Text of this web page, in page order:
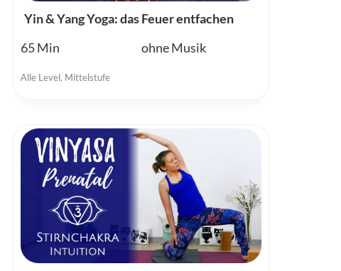
Yin & Yang Yoga: das Feuer entfachen
65
ohne Musik
Alle Level, Mittelstufe